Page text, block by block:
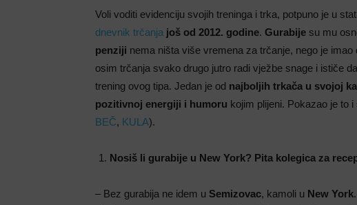
Voli voditi evidenciju svojih treninga i trka, potpuno je u
dnevnik trčanja još od 2012. godine. Gurabije su mu
penziji nema ništa više vremena za trčanje, nego je imao
osim trčanja svako drugo jutro radi vježbe snage i ističe
trening ovog tipa. Jedan je od najboljih trkača u svojoj
pozitivnoj energiji i humoru kojim plijeni. Pokazao je to
BEČ, KULA).
Nosiš li gurabije u New York? Pita kolegica za
– Bez gurabija ne idem u Semizovac, kamoli u New York